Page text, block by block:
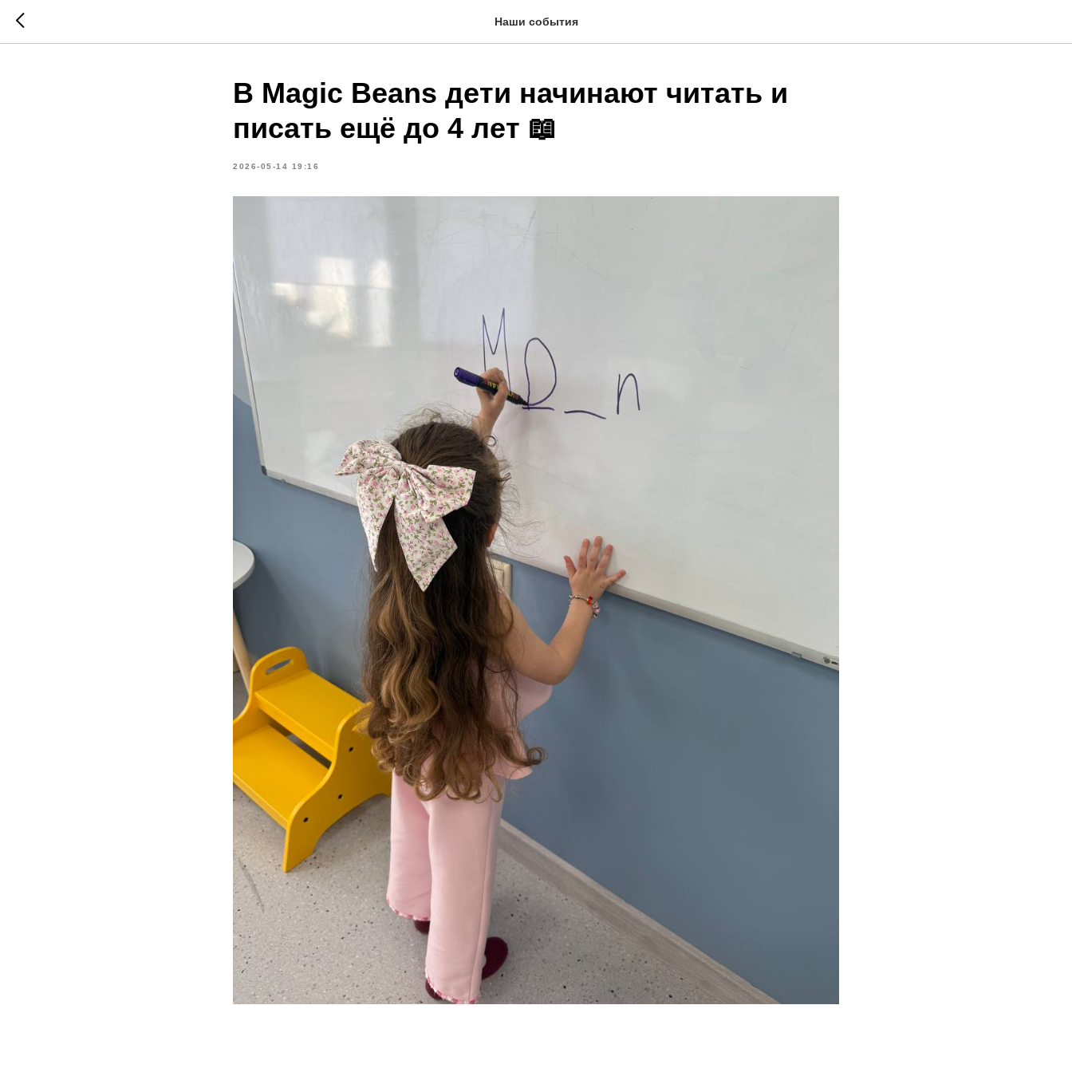
Наши события
В Magic Beans дети начинают читать и
писать ещё до 4 лет 📖
2026-05-14 19:16